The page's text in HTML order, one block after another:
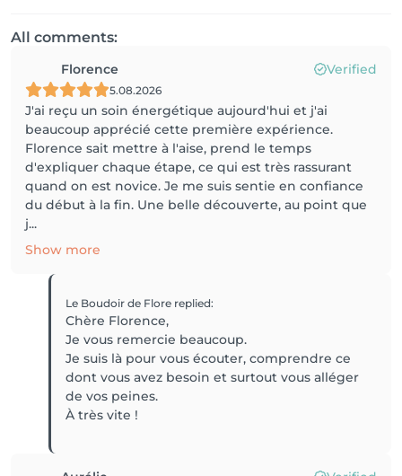
All comments:
Florence Verified
5.08.2026
J'ai reçu un soin énergétique aujourd'hui et j'ai
beaucoup apprécié cette première expérience.
Florence sait mettre à l'aise, prend le temps
d'expliquer chaque étape, ce qui est très rassurant
quand on est novice. Je me suis sentie en confiance
du début à la fin. Une belle découverte, au point que
j...
Show more
Le Boudoir de Flore replied:
Chère Florence,
Je vous remercie beaucoup.
Je suis là pour vous écouter, comprendre ce
dont vous avez besoin et surtout vous alléger
de vos peines.